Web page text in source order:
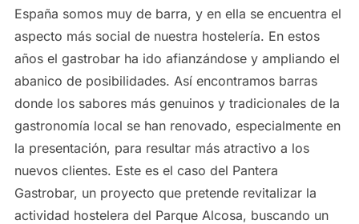
España somos muy de barra, y en ella se encuentra el
aspecto más social de nuestra hostelería. En estos
años el gastrobar ha ido afianzándose y ampliando el
abanico de posibilidades. Así encontramos barras
donde los sabores más genuinos y tradicionales de la
gastronomía local se han renovado, especialmente en
la presentación, para resultar más atractivo a los
nuevos clientes. Este es el caso del Pantera
Gastrobar, un proyecto que pretende revitalizar la
actividad hostelera del Parque Alcosa, buscando un